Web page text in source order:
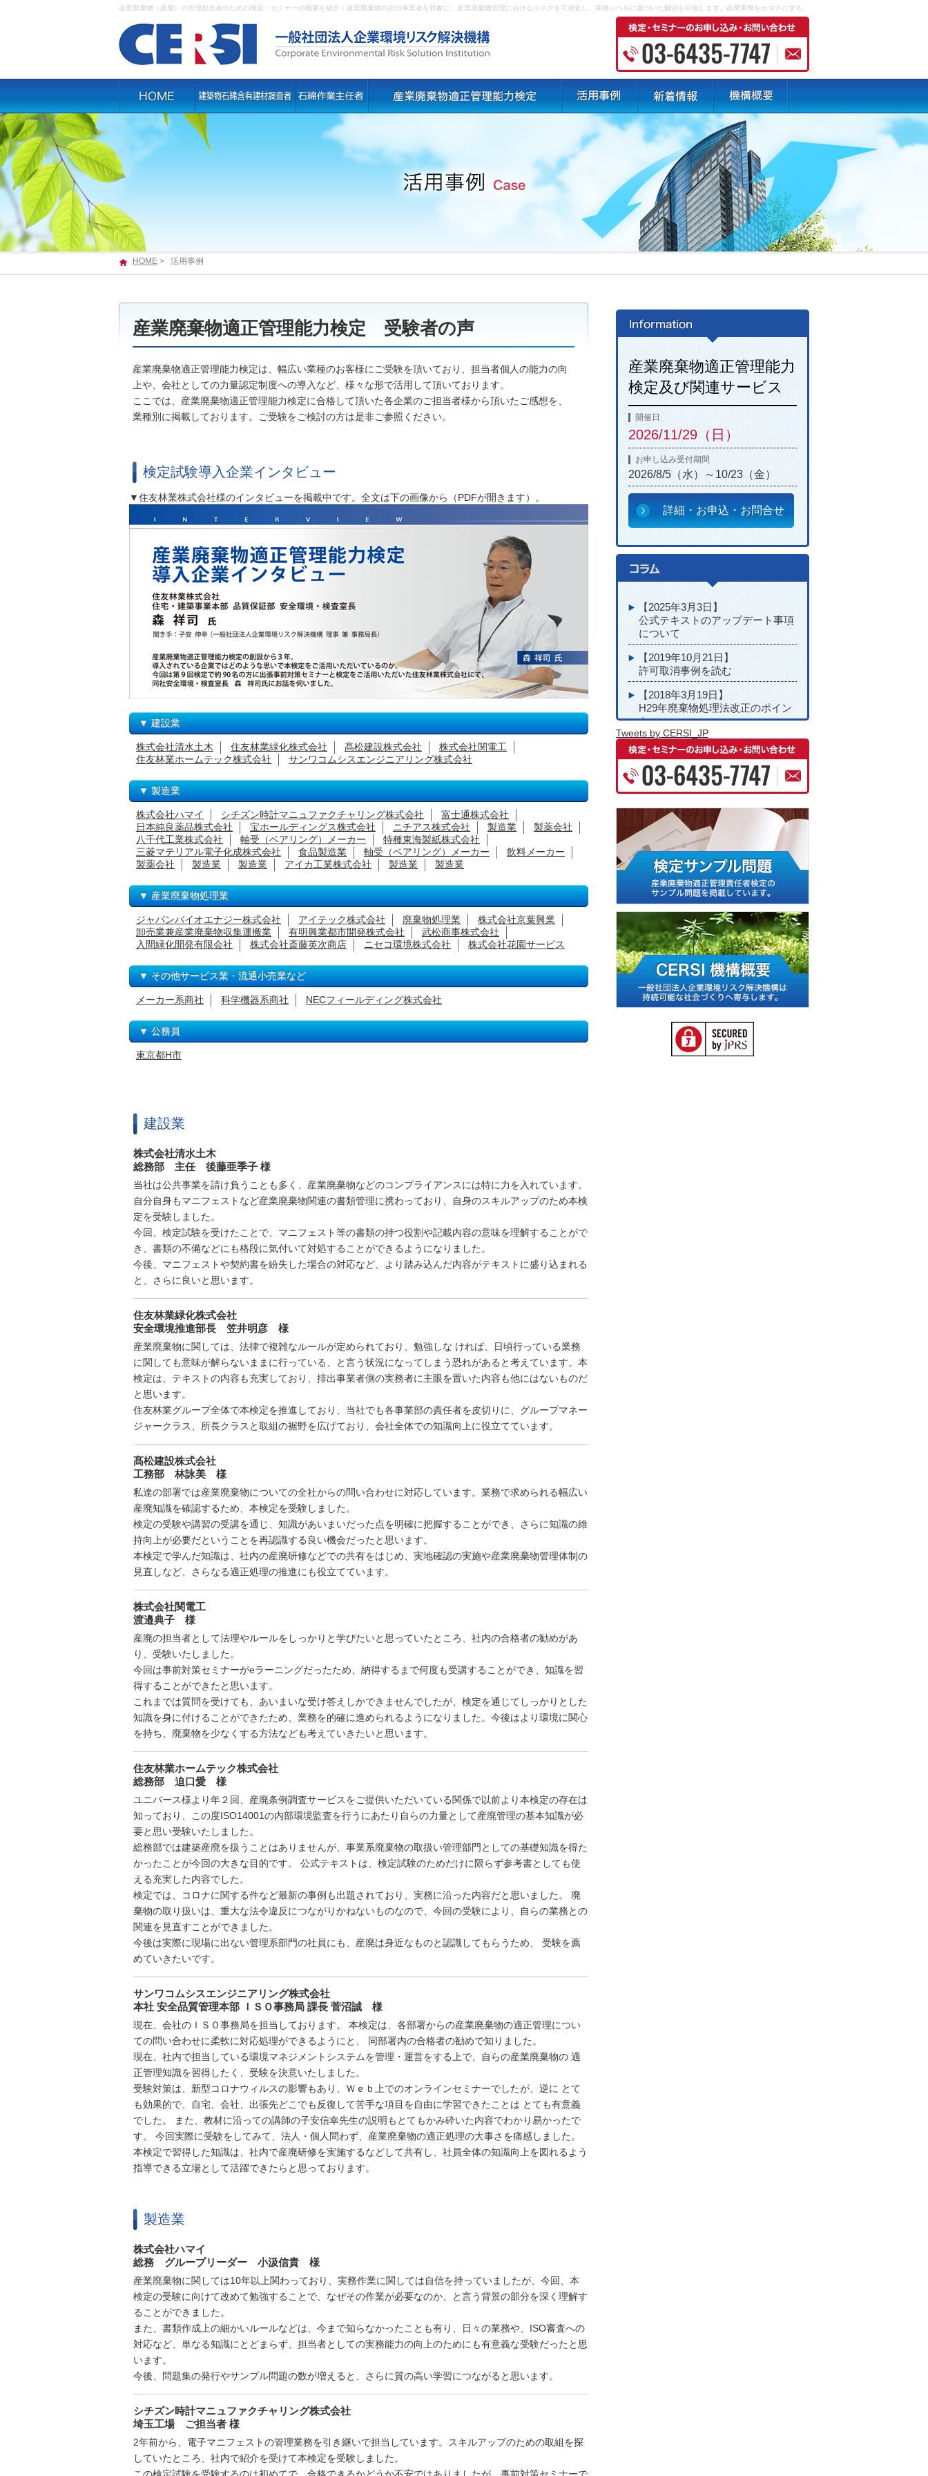
産業廃棄物（産廃）の管理担当者のための検定・セミナーの概要を紹介｜産業廃棄物の排出事業者を対象に、産業廃棄物管理におけるリスクを可視化し、実務レベルに基づいた解決を目指します。産廃実務をカタチにする。
HOME > 活用事例
産業廃棄物適正管理能力検定 受験者の声
産業廃棄物適正管理能力検定は、幅広い業種のお客様にご受験を頂いており、担当者個人の能力の向
上や、会社としての力量認定制度への導入など、様々な形で活用して頂いております。
ここでは、産業廃棄物適正管理能力検定に合格して頂いた各企業のご担当者様から頂いたご感想を、
業種別に掲載しております。ご受験をご検討の方は是非ご参照ください。
検定試験導入企業インタビュー
▼住友林業株式会社様のインタビューを掲載中です。全文は下の画像から（PDFが開きます）。
▼ 建設業
株式会社清水土木 住友林業緑化株式会社 髙松建設株式会社
株式会社関電工
住友林業ホームテック株式会社
サンワコムシスエンジニアリング株式会社
▼ 製造業
株式会社ハマイ シチズン時計マニュファクチャリング株式会社
富士通株式会社
日本純良薬品株式会社
宝ホールディングス株式会社 ニチアス株式会社 製造業
製薬会社
八千代工業株式会社
軸受（ベアリング）メーカー
特種東海製紙株式会社
三菱マテリアル電子化成株式会社
食品製造業 軸受（ベアリング）メーカー
飲料メーカー
製薬会社
製造業 製造業 アイカ工業株式会社 製造業 製造業
▼ 産業廃棄物処理業
ジャパンバイオエナジー株式会社 アイテック株式会社 廃棄物処理業
株式会社京葉興業
卸売業兼産業廃棄物収集運搬業
有明興業都市開発株式会社
武松商事株式会社
入間緑化開発有限会社
株式会社斎藤英次商店 ニセコ環境株式会社 株式会社花園サービス
▼ その他サービス業・流通小売業など
メーカー系商社 科学機器系商社 NECフィールディング株式会社
▼ 公務員
東京都H市
建設業
株式会社清水土木
総務部 主任 後藤亜季子 様
当社は公共事業を請け負うことも多く、産業廃棄物などのコンプライアンスには特に力を入れています。
自分自身もマニフェストなど産業廃棄物関連の書類管理に携わっており、自身のスキルアップのため本検
定を受験しました。
今回、検定試験を受けたことで、マニフェスト等の書類の持つ役割や記載内容の意味を理解することがで
き、書類の不備などにも格段に気付いて対処することができるようになりました。
今後、マニフェストや契約書を紛失した場合の対応など、より踏み込んだ内容がテキストに盛り込まれる
と、さらに良いと思います。
住友林業緑化株式会社
安全環境推進部長 笠井明彦 様
産業廃棄物に関しては、法律で複雑なルールが定められており、勉強しな ければ、日頃行っている業務
に関しても意味が解らないままに行っている、と言う状況になってしまう恐れがあると考えています。本
検定は、テキストの内容も充実しており、排出事業者側の実務者に主眼を置いた内容も他にはないものだ
と思います。
住友林業グループ全体で本検定を推進しており、当社でも各事業部の責任者を皮切りに、グループマネー
ジャークラス、所長クラスと取組の裾野を広げており、会社全体での知識向上に役立てています。
髙松建設株式会社
工務部 林詠美 様
私達の部署では産業廃棄物についての全社からの問い合わせに対応しています。業務で求められる幅広い
産廃知識を確認するため、本検定を受験しました。
検定の受験や講習の受講を通じ、知識があいまいだった点を明確に把握することができ、さらに知識の維
持向上が必要だということを再認識する良い機会だったと思います。
本検定で学んだ知識は、社内の産廃研修などでの共有をはじめ、実地確認の実施や産業廃棄物管理体制の
見直しなど、さらなる適正処理の推進にも役立てています。
株式会社関電工
渡邉典子 様
産廃の担当者として法理やルールをしっかりと学びたいと思っていたところ、社内の合格者の勧めがあ
り、受験いたしました。
今回は事前対策セミナーがeラーニングだったため、納得するまで何度も受講することができ、知識を習
得することができたと思います。
これまでは質問を受けても、あいまいな受け答えしかできませんでしたが、検定を通じてしっかりとした
知識を身に付けることができたため、業務を的確に進められるようになりました。今後はより環境に関心
を持ち、廃棄物を少なくする方法なども考えていきたいと思います。
住友林業ホームテック株式会社
総務部 迫口愛 様
ユニバース様より年２回、産廃条例調査サービスをご提供いただいている関係で以前より本検定の存在は
知っており、この度ISO14001の内部環境監査を行うにあたり自らの力量として産廃管理の基本知識が必
要と思い受験いたしました。
総務部では建築産廃を扱うことはありませんが、事業系廃棄物の取扱い管理部門としての基礎知識を得た
かったことが今回の大きな目的です。 公式テキストは、検定試験のためだけに限らず参考書としても使
える充実した内容でした。
検定では、コロナに関する件など最新の事例も出題されており、実務に沿った内容だと思いました。 廃
棄物の取り扱いは、重大な法令違反につながりかねないものなので、今回の受験により、自らの業務との
関連を見直すことができました。
今後は実際に現場に出ない管理系部門の社員にも、産廃は身近なものと認識してもらうため、 受験を薦
めていきたいです。
サンワコムシスエンジニアリング株式会社
本社 安全品質管理本部 ＩＳＯ事務局 課長 菅沼誠 様
現在、会社のＩＳＯ事務局を担当しております。 本検定は、各部署からの産業廃棄物の適正管理につい
ての問い合わせに柔軟に対応処理ができるようにと、 同部署内の合格者の勧めで知りました。
現在、社内で担当している環境マネジメントシステムを管理・運営をする上で、自らの産業廃棄物の 適
正管理知識を習得したく、受験を決意いたしました。
受験対策は、新型コロナウィルスの影響もあり、Ｗｅｂ上でのオンラインセミナーでしたが、逆に とて
も効果的で、自宅、会社、出張先どこでも反復して苦手な項目を自由に学習できたことは とても有意義
でした。 また、教材に沿っての講師の子安信幸先生の説明もとてもかみ砕いた内容でわかり易かったで
す。 今回実際に受験をしてみて、法人・個人問わず、産業廃棄物の適正処理の大事さを痛感しました。
本検定で習得した知識は、社内で産廃研修を実施するなどして共有し、社員全体の知識向上を図れるよう
指導できる立場として活躍できたらと思っております。
製造業
株式会社ハマイ
総務 グループリーダー 小汲信貴 様
産業廃棄物に関しては10年以上関わっており、実務作業に関しては自信を持っていましたが、今回、本
検定の受験に向けて改めて勉強することで、なぜその作業が必要なのか、と言う背景の部分を深く理解す
ることができました。
また、書類作成上の細かいルールなどは、今まで知らなかったことも有り、日々の業務や、ISO審査への
対応など、単なる知識にとどまらず、担当者としての実務能力の向上のためにも有意義な受験だったと思
います。
今後、問題集の発行やサンプル問題の数が増えると、さらに質の高い学習につながると思います。
シチズン時計マニュファクチャリング株式会社
埼玉工場 ご担当者 様
2年前から、電子マニフェストの管理業務を引き継いで担当しています。スキルアップのための取組を探
していたところ、社内で紹介を受けて本検定を受験しました。
産業廃棄物適正管理能力
検定及び関連サービス
開催日
2026/11/29（日）
お申し込み受付期間
2026/8/5（水）～10/23（金）
詳細・お申込・お問合せ
【2025年3月3日】
公式テキストのアップデート事項
について
【2019年10月21日】
許可取消事例を読む
【2018年3月19日】
H29年廃棄物処理法改正のポイン
ト
Tweets by CERSI_JP